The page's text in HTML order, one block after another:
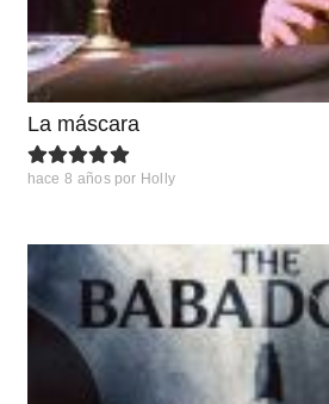
La máscara
hace 8 años por Holly